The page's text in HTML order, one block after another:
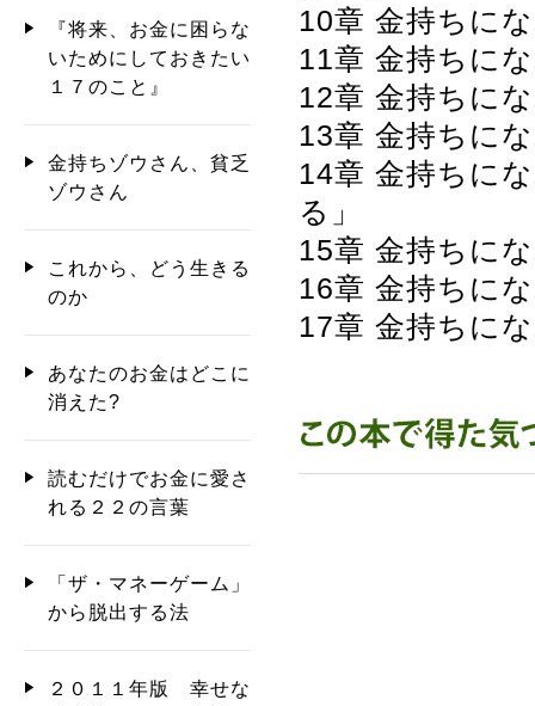
10章 金持ちに
11章 金持ちに
12章 金持ちに
13章 金持ちに
14章 金持ちに
る」
15章 金持ちに
16章 金持ちに
17章 金持ちに
『将来、お金に困らな
いためにしておきたい
１７のこと』
金持ちゾウさん、貧乏
ゾウさん
これから、どう生きる
のか
あなたのお金はどこに
消えた?
読むだけでお金に愛さ
れる２２の言葉
「ザ・マネーゲーム」
から脱出する法
２０１１年版 幸せな